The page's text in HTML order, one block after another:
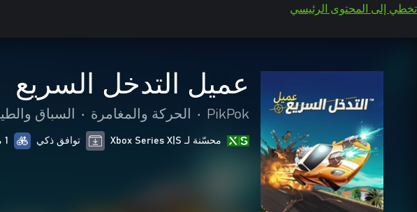
تخطي إلى المحتوى الرئيسي
عميل التدخل السريع
PikPok
• الحركة والمغامرة • السباق
محسّنة لـ Xbox Series X|S توافق ذكي 1 ميزات إمكانية وصول ذوي الاحتياجات الخاصة